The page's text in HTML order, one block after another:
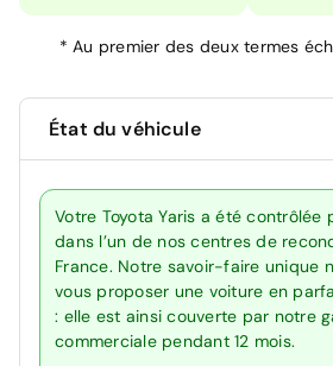
*Au premier des deux termes
État du véhicule
Votre Toyota Yaris a été contrôlée
dans l’un de nos centres de
France. Notre savoir-faire unique
vous proposer une voiture en
: elle est ainsi couverte par notre
commerciale pendant 12 mois.